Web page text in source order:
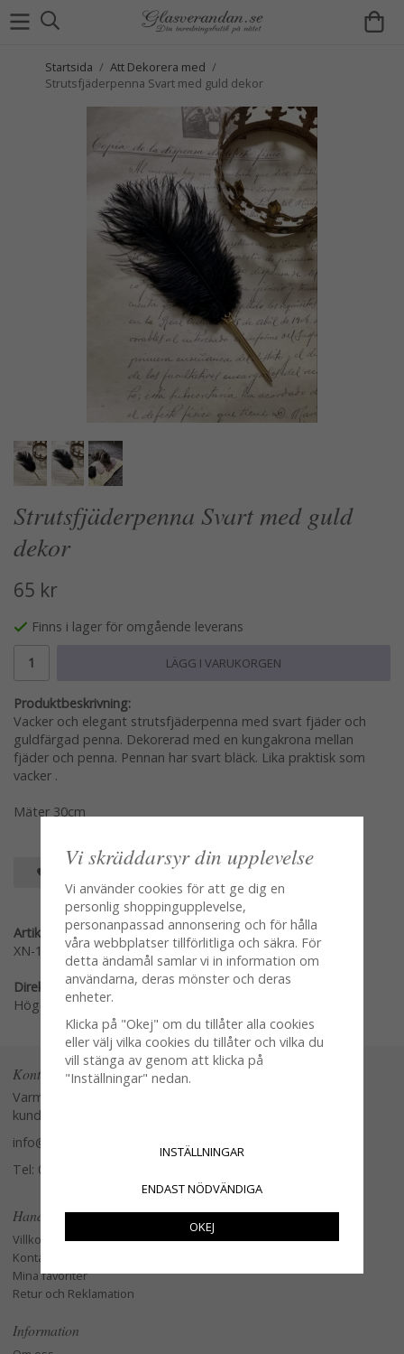
Startsida / Att Dekorera med /
Strutsfjäderpenna Svart med guld dekor
Strutsfjäderpenna Svart med guld
dekor
65 kr
Finns i lager för omgående leverans
LÄGG I VARUKORGEN
Produktbeskrivning:
Vacker och elegant strutsfjäderpenna med svart fjäder och
guldfärgad penna. Dekorerad med en kungakrona mellan
fjäder och penna. Pennan har svart bläck. Lika praktisk som
vacker .
Mäter 30cm
Artikelnummer:
XN-115C
Direktlänk:
Högerklicka och kopiera adressen
Kontakta oss
Varmt välkommen att kontakta vår
kundtjänst.
info@glasverandan.se
Tel: 079-3495968
Handla
Villkor
Kontakta oss
Mina favoriter
Retur och Reklamation
Information
Vi skräddarsyr din upplevelse
Vi använder cookies för att ge dig en
personlig shoppingupplevelse,
personanpassad annonsering och för hålla
våra webbplatser tillförlitliga och säkra. För
detta ändamål samlar vi in information om
användarna, deras mönster och deras
enheter.
Klicka på "Okej" om du tillåter alla cookies
eller välj vilka cookies du tillåter och vilka du
vill stänga av genom att klicka på
"Inställningar" nedan.
INSTÄLLNINGAR
ENDAST NÖDVÄNDIGA
OKEJ